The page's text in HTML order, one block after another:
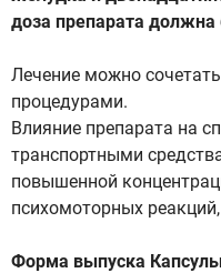
доза препарата
Лечение можно
процедурами.
Влияние препарата на
транспортными
повышенной
психомоторных
Форма выпуска